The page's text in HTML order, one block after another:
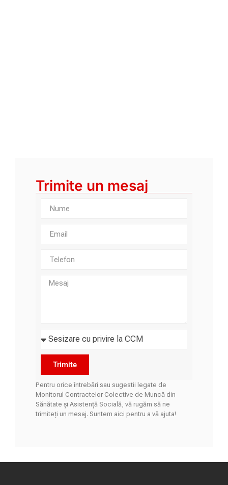
Trimite un mesaj
Trimite
Pentru orice întrebări sau sugestii legate de
Monitorul Contractelor Colective de Muncă din
Sănătate și Asistență Socială, vă rugăm să ne
trimiteți un mesaj. Suntem aici pentru a vă ajuta!